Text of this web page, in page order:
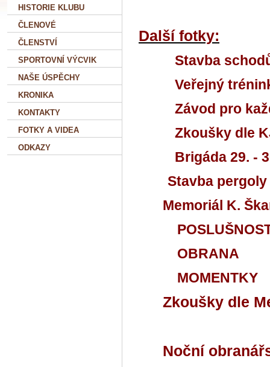
Další fotky:
Stavba schodů
Veřejný trénink
Závod pro
Zkoušky dle KJ
Brigáda 29. -
Stavba pergoly
Memoriál K.
OBRANA
MOMENTKY
Zkoušky dle
Noční
HISTORIE KLUBU
ČLENOVÉ
ČLENSTVÍ
SPORTOVNÍ VÝCVIK
NAŠE ÚSPĚCHY
KRONIKA
KONTAKTY
FOTKY A VIDEA
ODKAZY